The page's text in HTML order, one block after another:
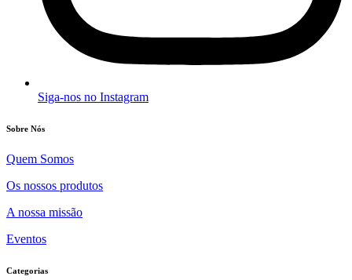
Siga-nos no Instagram
Sobre Nós
Quem Somos
Os nossos produtos
A nossa missão
Eventos
Categorias